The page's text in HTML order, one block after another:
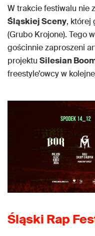
W trakcie festiwalu nie
Śląskiej Sceny, której
(Grubo Krojone). Tego
gościnnie zaproszeni
projektu Silesian
freestyle’owcy w
Śląski Rap